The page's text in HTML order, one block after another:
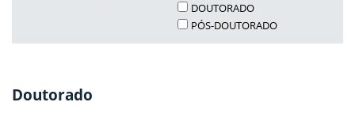
DOUTORADO
PÓS-DOUTORADO
Doutorado